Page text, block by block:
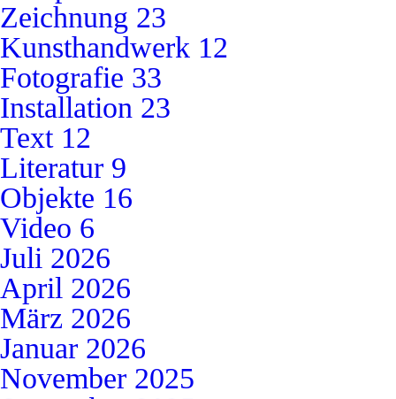
Zeichnung 23
Kunsthandwerk 12
Fotografie 33
Installation 23
Text 12
Literatur 9
Objekte 16
Video 6
Juli 2026
April 2026
März 2026
Januar 2026
November 2025